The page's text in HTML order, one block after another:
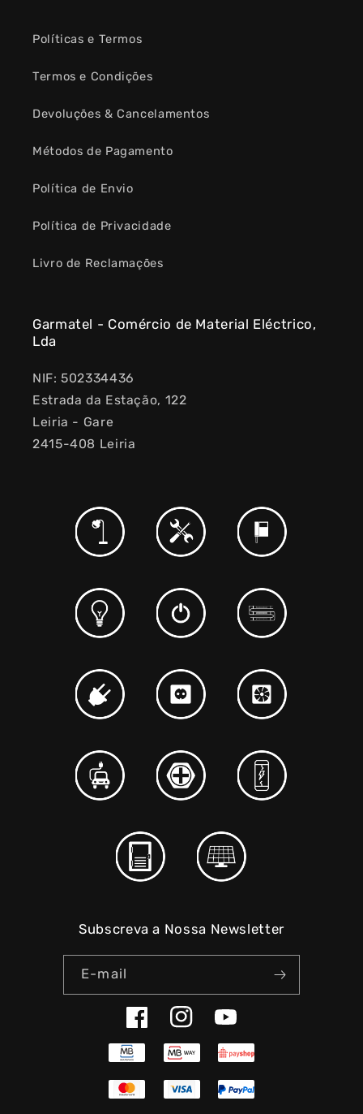
Políticas e Termos
Termos e Condições
Devoluções & Cancelamentos
Métodos de Pagamento
Política de Envio
Política de Privacidade
Livro de Reclamações
Garmatel - Comércio de Material Eléctrico,
Lda
NIF: 502334436
Estrada da Estação, 122
Leiria - Gare
2415-408 Leiria
Subscreva a Nossa Newsletter
E-mail
FacebookInstagramYouTube